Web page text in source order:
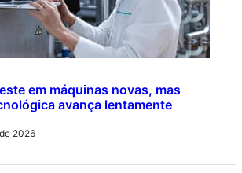
em máquinas novas, mas
avança lentamente
2026